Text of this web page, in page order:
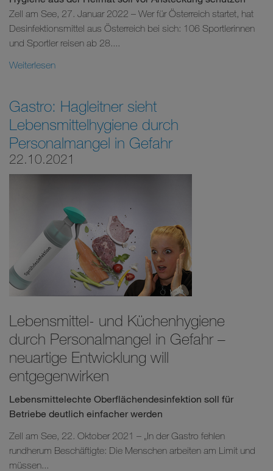
Zell am See, 27. Januar 2022 – Wer für Österreich startet, hat
Desinfektionsmittel aus Österreich bei sich: 106 Sportlerinnen
und Sportler reisen ab 28....
Weiterlesen
Gastro: Hagleitner sieht
Lebensmittelhygiene durch
Personalmangel in Gefahr
22.10.2021
Lebensmittel- und Küchenhygiene
durch Personalmangel in Gefahr –
neuartige Entwicklung will
entgegenwirken
Lebensmittelechte Oberflächendesinfektion soll für
Betriebe deutlich einfacher werden
Zell am See, 22. Oktober 2021 – „In der Gastro fehlen
rundherum Beschäftigte: Die Menschen arbeiten am Limit und
müssen...